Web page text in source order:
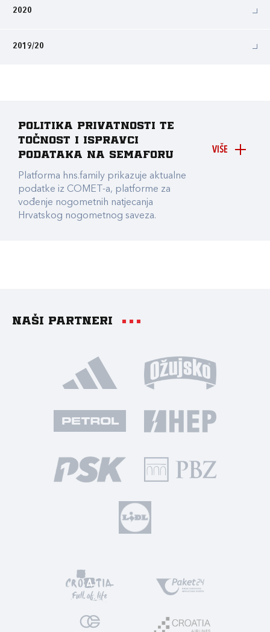
2020
2019/20
VIŠE
Politika privatnosti te
točnost i ispravci
podataka na Semaforu
Platforma hns.family prikazuje aktualne
podatke iz COMET-a, platforme za
vođenje nogometnih natjecanja
Hrvatskog nogometnog saveza.
Naši partneri